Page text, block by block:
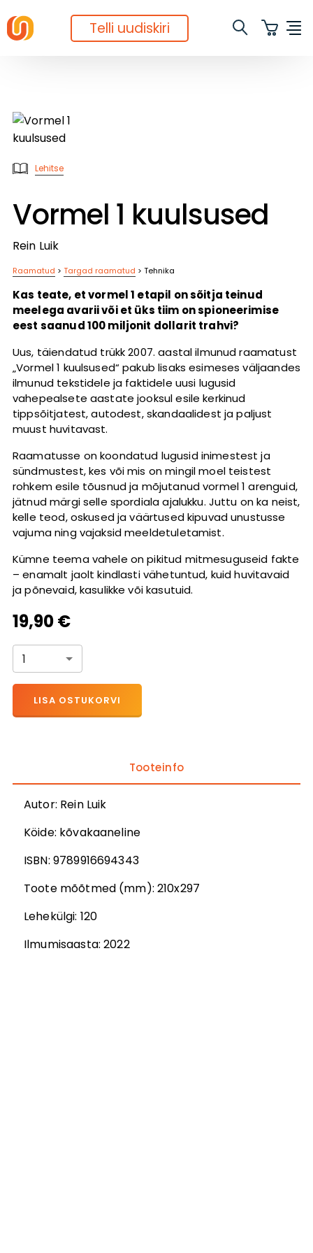
Telli uudiskiri
Lehitse
Vormel 1 kuulsused
Rein Luik
Raamatud > Targad raamatud > Tehnika
Kas teate, et vormel 1 etapil on sõitja teinud
meelega avarii või et üks tiim on spioneerimise
eest saanud 100 miljonit dollarit trahvi?
Uus, täiendatud trükk 2007. aastal ilmunud raamatust
„Vormel 1 kuulsused“ pakub lisaks esimeses väljaandes
ilmunud tekstidele ja faktidele uusi lugusid
vahepealsete aastate jooksul esile kerkinud
tippsõitjatest, autodest, skandaalidest ja paljust
muust huvitavast.
Raamatusse on koondatud lugusid inimestest ja
sündmustest, kes või mis on mingil moel teistest
rohkem esile tõusnud ja mõjutanud vormel 1 arenguid,
jätnud märgi selle spordiala ajalukku. Juttu on ka neist,
kelle teod, oskused ja väärtused kipuvad unustusse
vajuma ning vajaksid meeldetuletamist.
Kümne teema vahele on pikitud mitmesuguseid fakte
– enamalt jaolt kindlasti vähetuntud, kuid huvitavaid
ja põnevaid, kasulikke või kasutuid.
19,90 €
1
LISA OSTUKORVI
Tooteinfo
Autor: Rein Luik
Köide: kõvakaaneline
ISBN: 9789916694343
Toote mõõtmed (mm):210x297
Lehekülgi: 120
Ilmumisaasta:2022